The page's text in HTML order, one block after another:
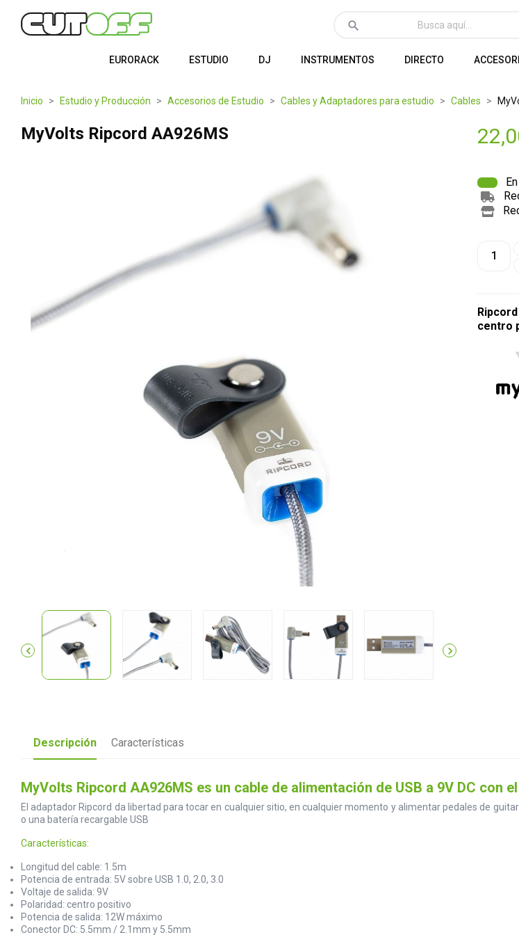
search
EURORACK ESTUDIO DJ INSTRUMENTOS DIRECTO
Inicio Estudio y Producción Accesorios de Estudio Cables y Adaptadores para estudio Cables
MyVolts Ripcord AA926MS
 
centro
Descripción Características
MyVolts Ripcord AA926MS es un cable de alimentación de USB a 9V DC
El adaptador Ripcord da libertad para tocar en cualquier sitio, en cualquier momento y alimentar pedales de
o una batería recargable USB
Características:
Longitud del cable: 1.5m
Potencia de entrada: 5V sobre USB 1.0, 2.0, 3.0
Voltaje de salida: 9V
Polaridad: centro positivo
Potencia de salida: 12W máximo
Conector DC: 5.5mm / 2.1mm y 5.5mm